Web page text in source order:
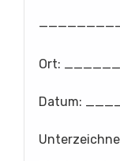
Ort:
Datum: